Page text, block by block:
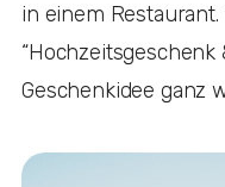
in einem
“Hochzeitsgeschenk
Geschenkidee ganz